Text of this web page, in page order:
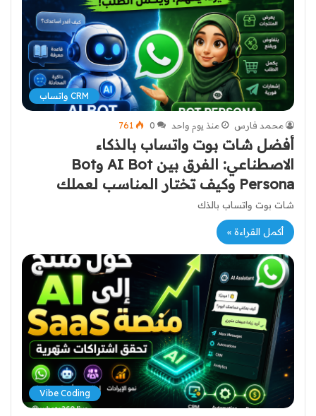
CRM واتساب
محمد فارس منذ يوم واحد 0
761
أفضل شات بوت واتساب بالذكاء
الاصطناعي: الفرق بين AI Bot وBot
Persona وكيف تختار المناسب لعملك
شات بوت واتساب بالذك
أكمل القراءة »
Vibe Coding